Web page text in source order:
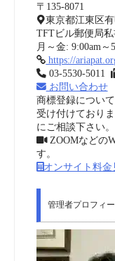
〒135-8071
東京都江東区有
TFTビル郵便局私
月～金: 9:00am
https://
03-5530-5011
お問い合わせ
商標登録につい
受け付けており
にご相談下さい。
ZOOMなどの
す。
オンサイト料金
管理者プロフィ